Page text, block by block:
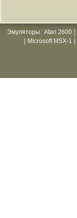
Эмуляторы : Atari 2600
Microsoft MSX-1